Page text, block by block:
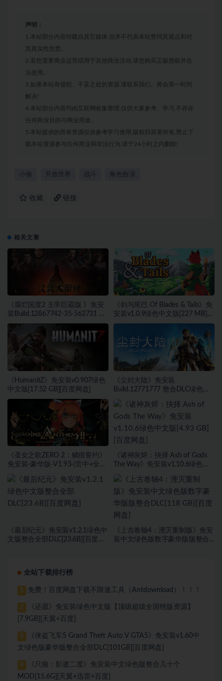
声明：
1.本站部分内容转载自其它媒体,但并不代表本站赞同其观点和对
其真实性负责。
2.若您需要商业运营或用于其他商业活动,请您购买正版授权并合
法使用。
3.如果本站有侵犯、不妥之处的资源,请联系我们。将会第一时间
解决!
4.本站部分内容均由互联网收集整理,仅供大家参考、学习,不存在
任何商业目的与商业用途。
5.本站提供的所有资源仅供参考学习使用,版权归原著所有,禁止下
载本站资源参与任何商业和非法行为,请于24小时之内删除!
小偷 开放世界 战斗 角色扮演
收藏 链接
相关文章
《腐烂国度2 主宰巨霸版 》免安
装Build.12867742-35-562731 整
合全部DLC绿色中文版[20.33 GB]
[百度网盘]
《剑与尾巴 Of Blades & Tails》免
安装v1.0.9绿色中文版[227 MB]
[百度网盘]
《HumanitZ》免安装v0.907绿色
中文版[17.52 GB][百度网盘]
《尘封大陆》免安装
Build.12771777 整合DLC绿色中
《圣女之歌ZERO 2：鳞痕誓约》
免安装-豪华版-V1.93-(官中+全
文版[15.75 GB][百度网盘]
《诸神灰烬：抉择 Ash of Gods
The Way》免安装v1.10.6绿色中
《最后纪元》免安装v1.2.1绿色中
文版整合全部DLC[23.6B][百度网
《上古卷轴4：湮灭重制版》免安
装中文绿色版数字豪华版版整合
全站下载排行榜
1 免费！百度网盘下载不限速工具（Antdownload）！！！
2
《还愿》免安装绿色中文版【顶级超级全国绝版资源】
[7.9GB][天翼+百度]
3
《侠盗飞车5 Grand Theft Auto V GTA5》免安装v1.60中
文绿色版豪华版整合全部DLC[101GB][百度网盘]
4
《只狼：影逝二度》免安装中文绿色版整合几十个
MOD[15.6G][天翼+迅雷+百度]